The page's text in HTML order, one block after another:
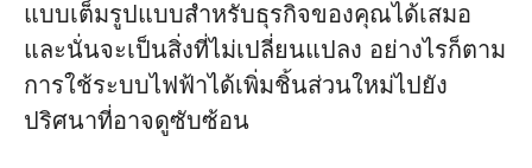
แบบเต็มรูปแบบสำหรับธุรกิจของคุณได้เสมอ
และนั่นจะเป็นสิ่งที่ไม่เปลี่ยนแปลง อย่างไรก็ตาม
การใช้ระบบไฟฟ้าได้เพิ่มชิ้นส่วนใหม่ไปยัง
ปริศนาที่อาจดูซับซ้อน